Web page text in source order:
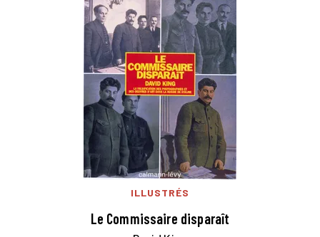
ILLUSTRÉS
Le Commissaire disparaît